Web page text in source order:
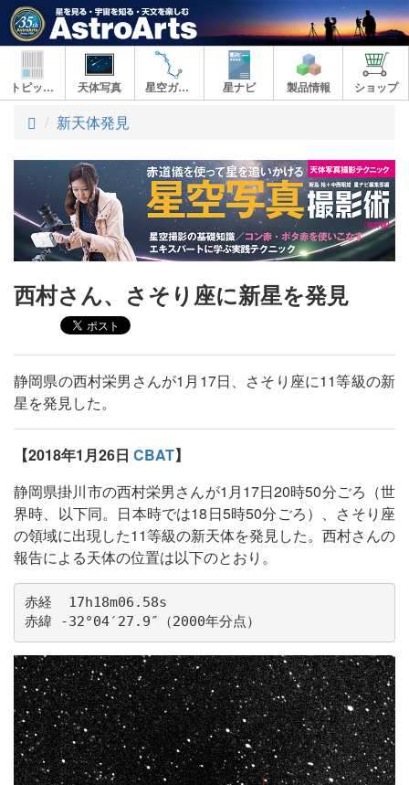
トピックス 天体写真 星空ガイド 星ナビ 製品情報 ショップ
ト
プ
新天体発見
西村さん、さそり座に新星を発見
静岡県の西村栄男さんが1月17日、さそり座に11等級の新
星を発見した。
【2018年1月26日 CBAT】
静岡県掛川市の西村栄男さんが1月17日20時50分ごろ（世
界時、以下同。日本時では18日5時50分ごろ）、さそり座
の領域に出現した11等級の新天体を発見した。西村さんの
報告による天体の位置は以下のとおり。
赤経  17h18m06.58s
赤緯 -32°04′27.9″（2000年分点）